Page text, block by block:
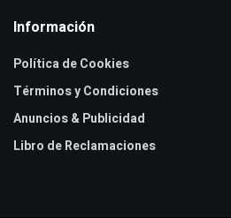
Información
Política de Cookies
Términos y Condiciones
Anuncios & Publicidad
Libro de Reclamaciones